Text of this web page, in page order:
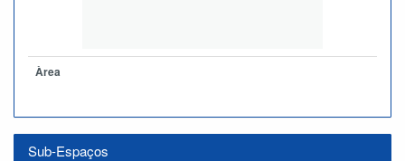
Àrea
Sub-Espaços